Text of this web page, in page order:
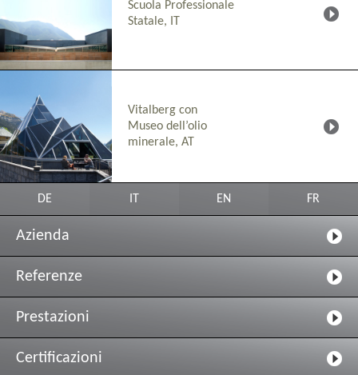
Scuola Professionale
Statale, IT
Vitalberg con
Museo dell’olio
minerale, AT
DE EN FR
Azienda
Referenze
Prestazioni
Certificazioni